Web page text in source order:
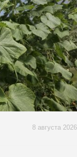
8 августа 2026